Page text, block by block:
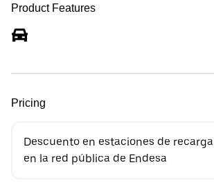
Product Features
Pricing
Descuento en estaciones de recarga
en la red pública de Endesa